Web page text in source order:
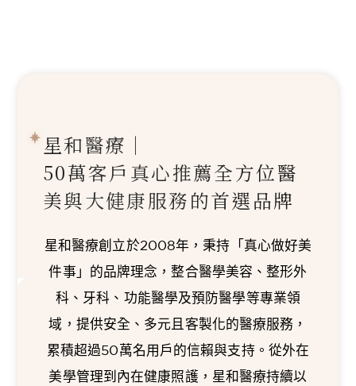
星和醫療｜
50萬客戶真心推薦全方位醫
美與大健康服務的首選品牌
星和醫療創立於2008年，秉持「真心做好美
件事」的品牌理念，整合醫學美容、整形外
科、牙科、功能醫學及預防醫學等專業領
域，提供安全、多元且客製化的醫療服務，
累積超過50萬名用戶的信賴與支持。從外在
美學管理到內在健康照護，星和醫療持續以